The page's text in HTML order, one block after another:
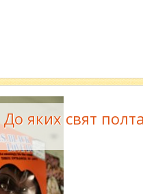
До яких свят